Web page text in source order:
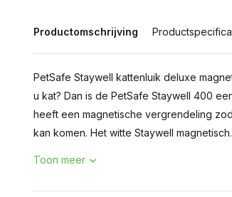
Productomschrijving
PetSafe Staywell kattenluik deluxe
u kat? Dan is de PetSafe Staywell 400
heeft een magnetische vergrendeling
kan komen. Het witte Staywell
Toon meer